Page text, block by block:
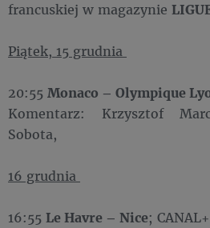
francuskiej w magazynie
Piątek, 15 grudnia
20:55 Monaco – Olympique
Komentarz: Krzysztof
Sobota,
16 grudnia
16:55 Le Havre – Nice;